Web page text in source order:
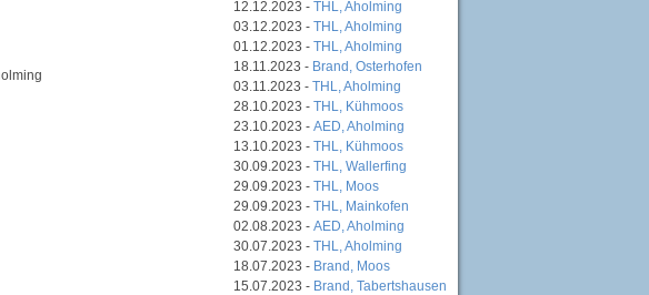
12.12.2023 - THL, Aholming
03.12.2023 - THL, Aholming
01.12.2023 - THL, Aholming
18.11.2023 - Brand, Osterhofen
03.11.2023 - THL, Aholming
28.10.2023 - THL, Kühmoos
23.10.2023 - AED, Aholming
13.10.2023 - THL, Kühmoos
30.09.2023 - THL, Wallerfing
29.09.2023 - THL, Moos
29.09.2023 - THL, Mainkofen
02.08.2023 - AED, Aholming
30.07.2023 - THL, Aholming
18.07.2023 - Brand, Moos
15.07.2023 - Brand, Tabertshausen